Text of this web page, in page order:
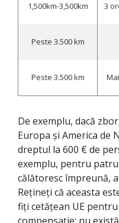
1,500km-3,500km 3
Peste 3.500 km
Peste 3.500 km
De exemplu, dacă
Europa și America de
dreptul la 600 € de
exemplu, pentru
călătoresc împreună,
Rețineți că aceasta
fiți cetățean UE